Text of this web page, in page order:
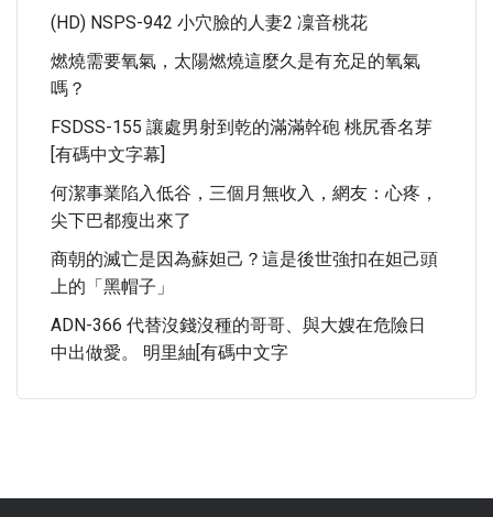
(HD) NSPS-942 小穴臉的人妻2 凜音桃花
燃燒需要氧氣，太陽燃燒這麼久是有充足的氧氣
嗎？
FSDSS-155 讓處男射到乾的滿滿幹砲 桃尻香名芽
[有碼中文字幕]
何潔事業陷入低谷，三個月無收入，網友：心疼，
尖下巴都瘦出來了
商朝的滅亡是因為蘇妲己？這是後世強扣在妲己頭
上的「黑帽子」
ADN-366 代替沒錢沒種的哥哥、與大嫂在危險日
中出做愛。 明里紬[有碼中文字